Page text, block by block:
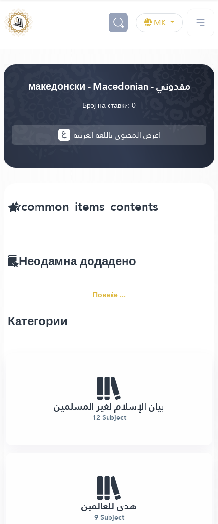
MK
македонски - Macedonian - مقدوني
Број на ставки: 0
أعرض المحتوى باللغة العربية
common_items_contents
Неодамна додадено
Повеќе ...
Категории
بيان الإسلام لغير المسلمين
12 Subject
هدى للعالمين
9 Subject